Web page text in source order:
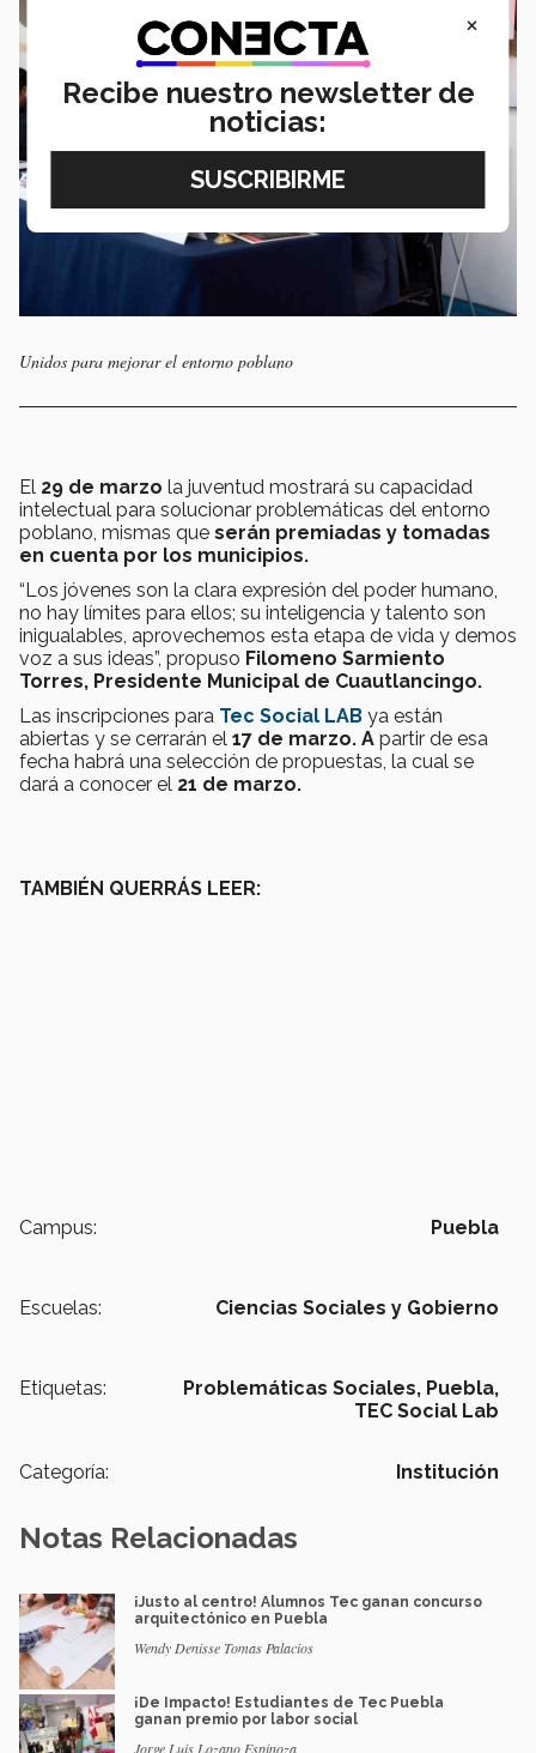
Unidos para mejorar el entorno poblano
El 29 de marzo la juventud mostrará su capacidad
intelectual para solucionar problemáticas del entorno
poblano, mismas que serán premiadas y tomadas
en cuenta por los municipios.
“Los jóvenes son la clara expresión del poder humano,
no hay límites para ellos; su inteligencia y talento son
inigualables, aprovechemos esta etapa de vida y demos
voz a sus ideas”, propuso Filomeno Sarmiento
Torres, Presidente Municipal de Cuautlancingo.
Las inscripciones para Tec Social LAB ya están
abiertas y se cerrarán el 17 de marzo. A partir de esa
fecha habrá una selección de propuestas, la cual se
dará a conocer el 21 de marzo.
TAMBIÉN QUERRÁS LEER:
Campus: Puebla
Escuelas: Ciencias Sociales y Gobierno
Etiquetas: Problemáticas Sociales, Puebla,
TEC Social Lab
Categoría: Institución
Notas Relacionadas
¡Justo al centro! Alumnos Tec ganan concurso
arquitectónico en Puebla
Wendy Denisse Tomas Palacios
¡De Impacto! Estudiantes de Tec Puebla
ganan premio por labor social
Jorge Luis Lozano Espinoza
×
Recibe nuestro newsletter de
noticias: